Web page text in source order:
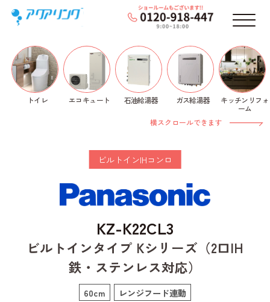
メニ
トイレ エコキュート 石油給湯器 ガス給湯器
キッチンリフォ
ーム
横スクロールできます
ホーム > ビルトインIHコンロ>Panasonic>
Kシリー
ビルトインIHコンロ
KZ-K22CL3
ビルトインタイプ Kシリーズ（2口IH
鉄・ステンレス対応）
60cm レンジフード連動